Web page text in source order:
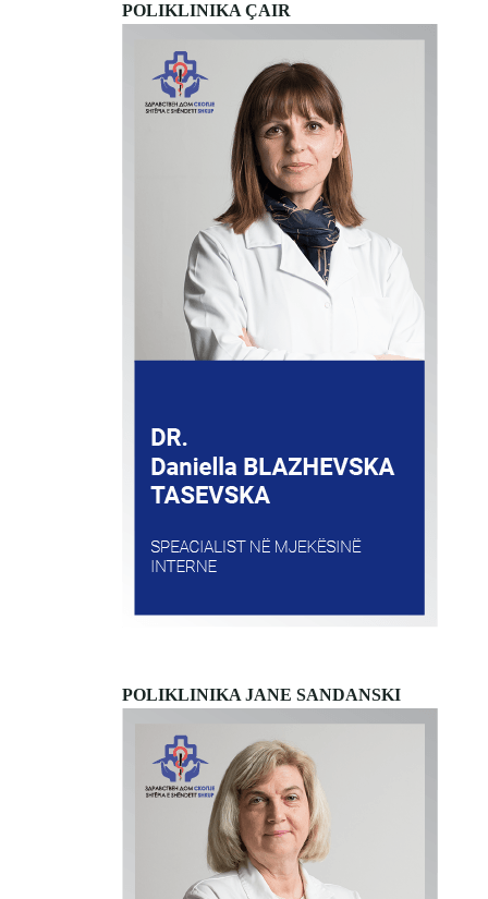
POLIKLINIKA ÇAIR
POLIKLINIKA JANE SANDANSKI